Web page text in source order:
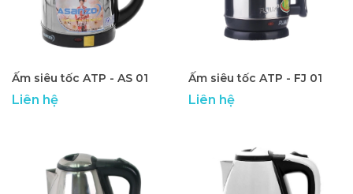
Ấm siêu tốc ATP - AS 01
Liên hệ
Ấm siêu tốc ATP - FJ 01
Liên hệ